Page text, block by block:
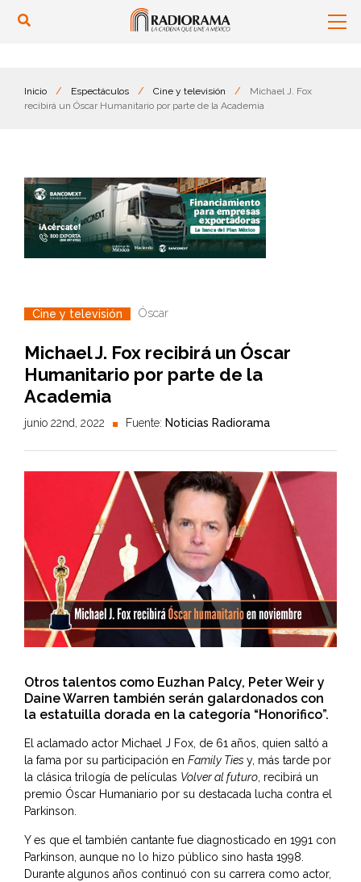
Inicio / Espectáculos / Cine y televisión /
Michael J. Fox
recibirá un Óscar Humanitario por parte de la Academia
Cine y televisión Óscar
Michael J. Fox recibirá un Óscar
Humanitario por parte de la
Academia
junio 22nd, 2022 Fuente: Noticias Radiorama
Otros talentos como Euzhan Palcy, Peter Weir y
Daine Warren también serán galardonados con
la estatuilla dorada en la categoría “Honorifico”.
El aclamado actor Michael J Fox, de 61 años, quien saltó a
la fama por su participación en Family Ties y, más tarde por
la clásica trilogía de películas Volver al futuro, recibirá un
premio Óscar Humaniario por su destacada lucha contra el
Parkinson.
Y es que el también cantante fue diagnosticado en 1991 con
Parkinson, aunque no lo hizo público sino hasta 1998.
Durante algunos años continuó con su carrera como actor,